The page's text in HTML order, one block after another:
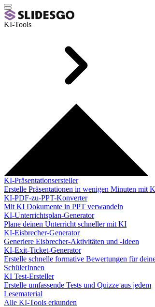
KI-Tools
KI-Präsentationsersteller
Erstelle Präsentationen in wenigen Minuten mit
KI-PDF-zu-PPT-Konverter
Mit KI Dokumente in PPT verwandeln
KI-Unterrichtsplan-Generator
Plane deinen Unterricht schneller mit KI
KI-Eisbrecher-Generator
Generiere Eisbrecher-Aktivitäten und -Ideen
KI-Exit-Ticket-Generator
Erstelle schnelle formative Bewertungen für
SchülerInnen
KI Test-Ersteller
Erstelle umfassende Tests und Quizze aus jedem
Lesematerial
Alle KI-Tools erkunden